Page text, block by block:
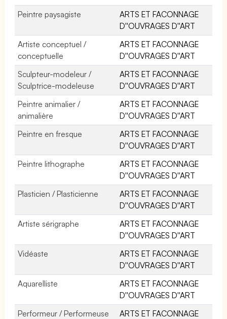
Peintre paysagiste
ARTS ET FACONNAGE
D''OUVRAGES D''ART
Artiste conceptuel /
conceptuelle
ARTS ET FACONNAGE
D''OUVRAGES D''ART
Sculpteur-modeleur /
Sculptrice-modeleuse
ARTS ET FACONNAGE
D''OUVRAGES D''ART
Peintre animalier /
animalière
ARTS ET FACONNAGE
D''OUVRAGES D''ART
Peintre en fresque
ARTS ET FACONNAGE
D''OUVRAGES D''ART
Peintre lithographe
ARTS ET FACONNAGE
D''OUVRAGES D''ART
Plasticien / Plasticienne
ARTS ET FACONNAGE
D''OUVRAGES D''ART
Artiste sérigraphe
ARTS ET FACONNAGE
D''OUVRAGES D''ART
Vidéaste
ARTS ET FACONNAGE
D''OUVRAGES D''ART
Aquarelliste
ARTS ET FACONNAGE
D''OUVRAGES D''ART
Performeur / Performeuse
ARTS ET FACONNAGE